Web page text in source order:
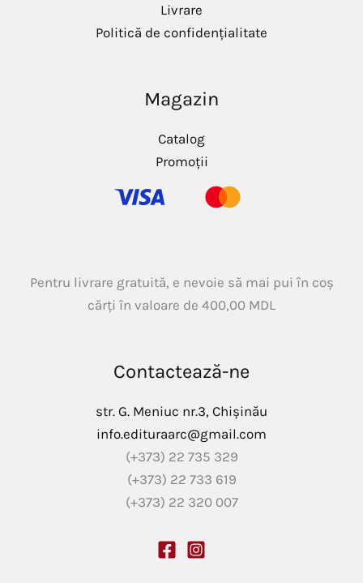
Livrare
Politică de confidențialitate
Magazin
Catalog
Promoții
Pentru livrare gratuită, e nevoie să mai pui în coș
cărți în valoare de 400,00 MDL
Contactează-ne
str. G. Meniuc nr.3, Chișinău
info.edituraarc@gmail.com
(+373) 22 735 329
(+373) 22 733 619
(+373) 22 320 007